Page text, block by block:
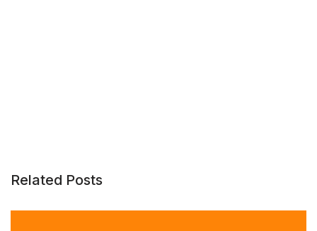
Related Posts